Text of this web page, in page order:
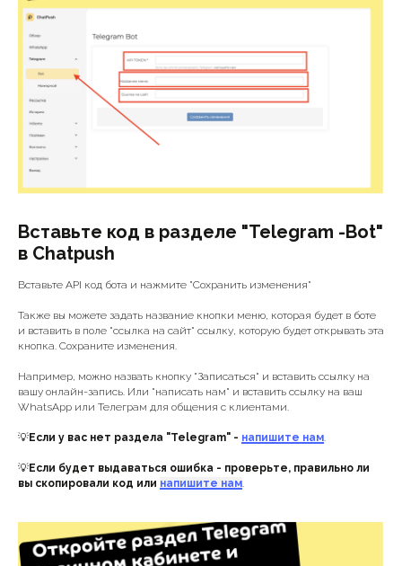
Вставьте код в разделе "Telegram -Bot"
в Chatpush
Вставьте API код бота и нажмите "Сохранить изменения"
Также вы можете задать название кнопки меню, которая будет в боте
и вставить в поле "ссылка на сайт" ссылку, которую будет открывать эта
кнопка. Сохраните изменения.
Например, можно назвать кнопку "Записаться" и вставить ссылку на
вашу онлайн-запись. Или "написать нам" и вставить ссылку на ваш
WhatsApp или Телеграм для общения с клиентами.
💡Если у вас нет раздела "Telegram" - напишите нам.
💡Если будет выдаваться ошибка - проверьте, правильно ли
вы скопировали код или напишите нам.